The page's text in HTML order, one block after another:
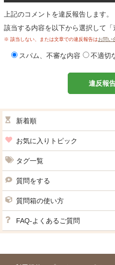
上記のコメントを違反報告します。
該当する内容を以下から選択して「
※ 該当しない、または文章での違反報告はお問い
スパム、不審な内容 不適切
違反報
新着順
お気に入りトピック
タグ一覧
質問をする
質問箱の使い方
FAQ-よくあるご質問